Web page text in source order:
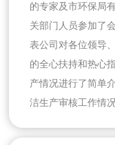
的专家及市环保局
关部门人员参加了
表公司对各位领导
的全心扶持和热心
产情况进行了简单
洁生产审核工作情